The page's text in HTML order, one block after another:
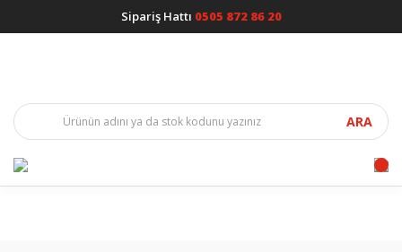
Sipariş Hattı 0505 872 86 20
ARA